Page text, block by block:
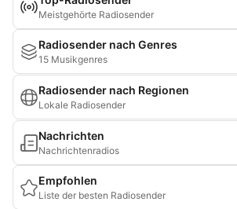
Meistgehörte Radiosender
Radiosender nach Genres
15 Musikgenres
Radiosender nach Regionen
Lokale Radiosender
Nachrichten
Nachrichtenradios
Empfohlen
Liste der besten Radiosender